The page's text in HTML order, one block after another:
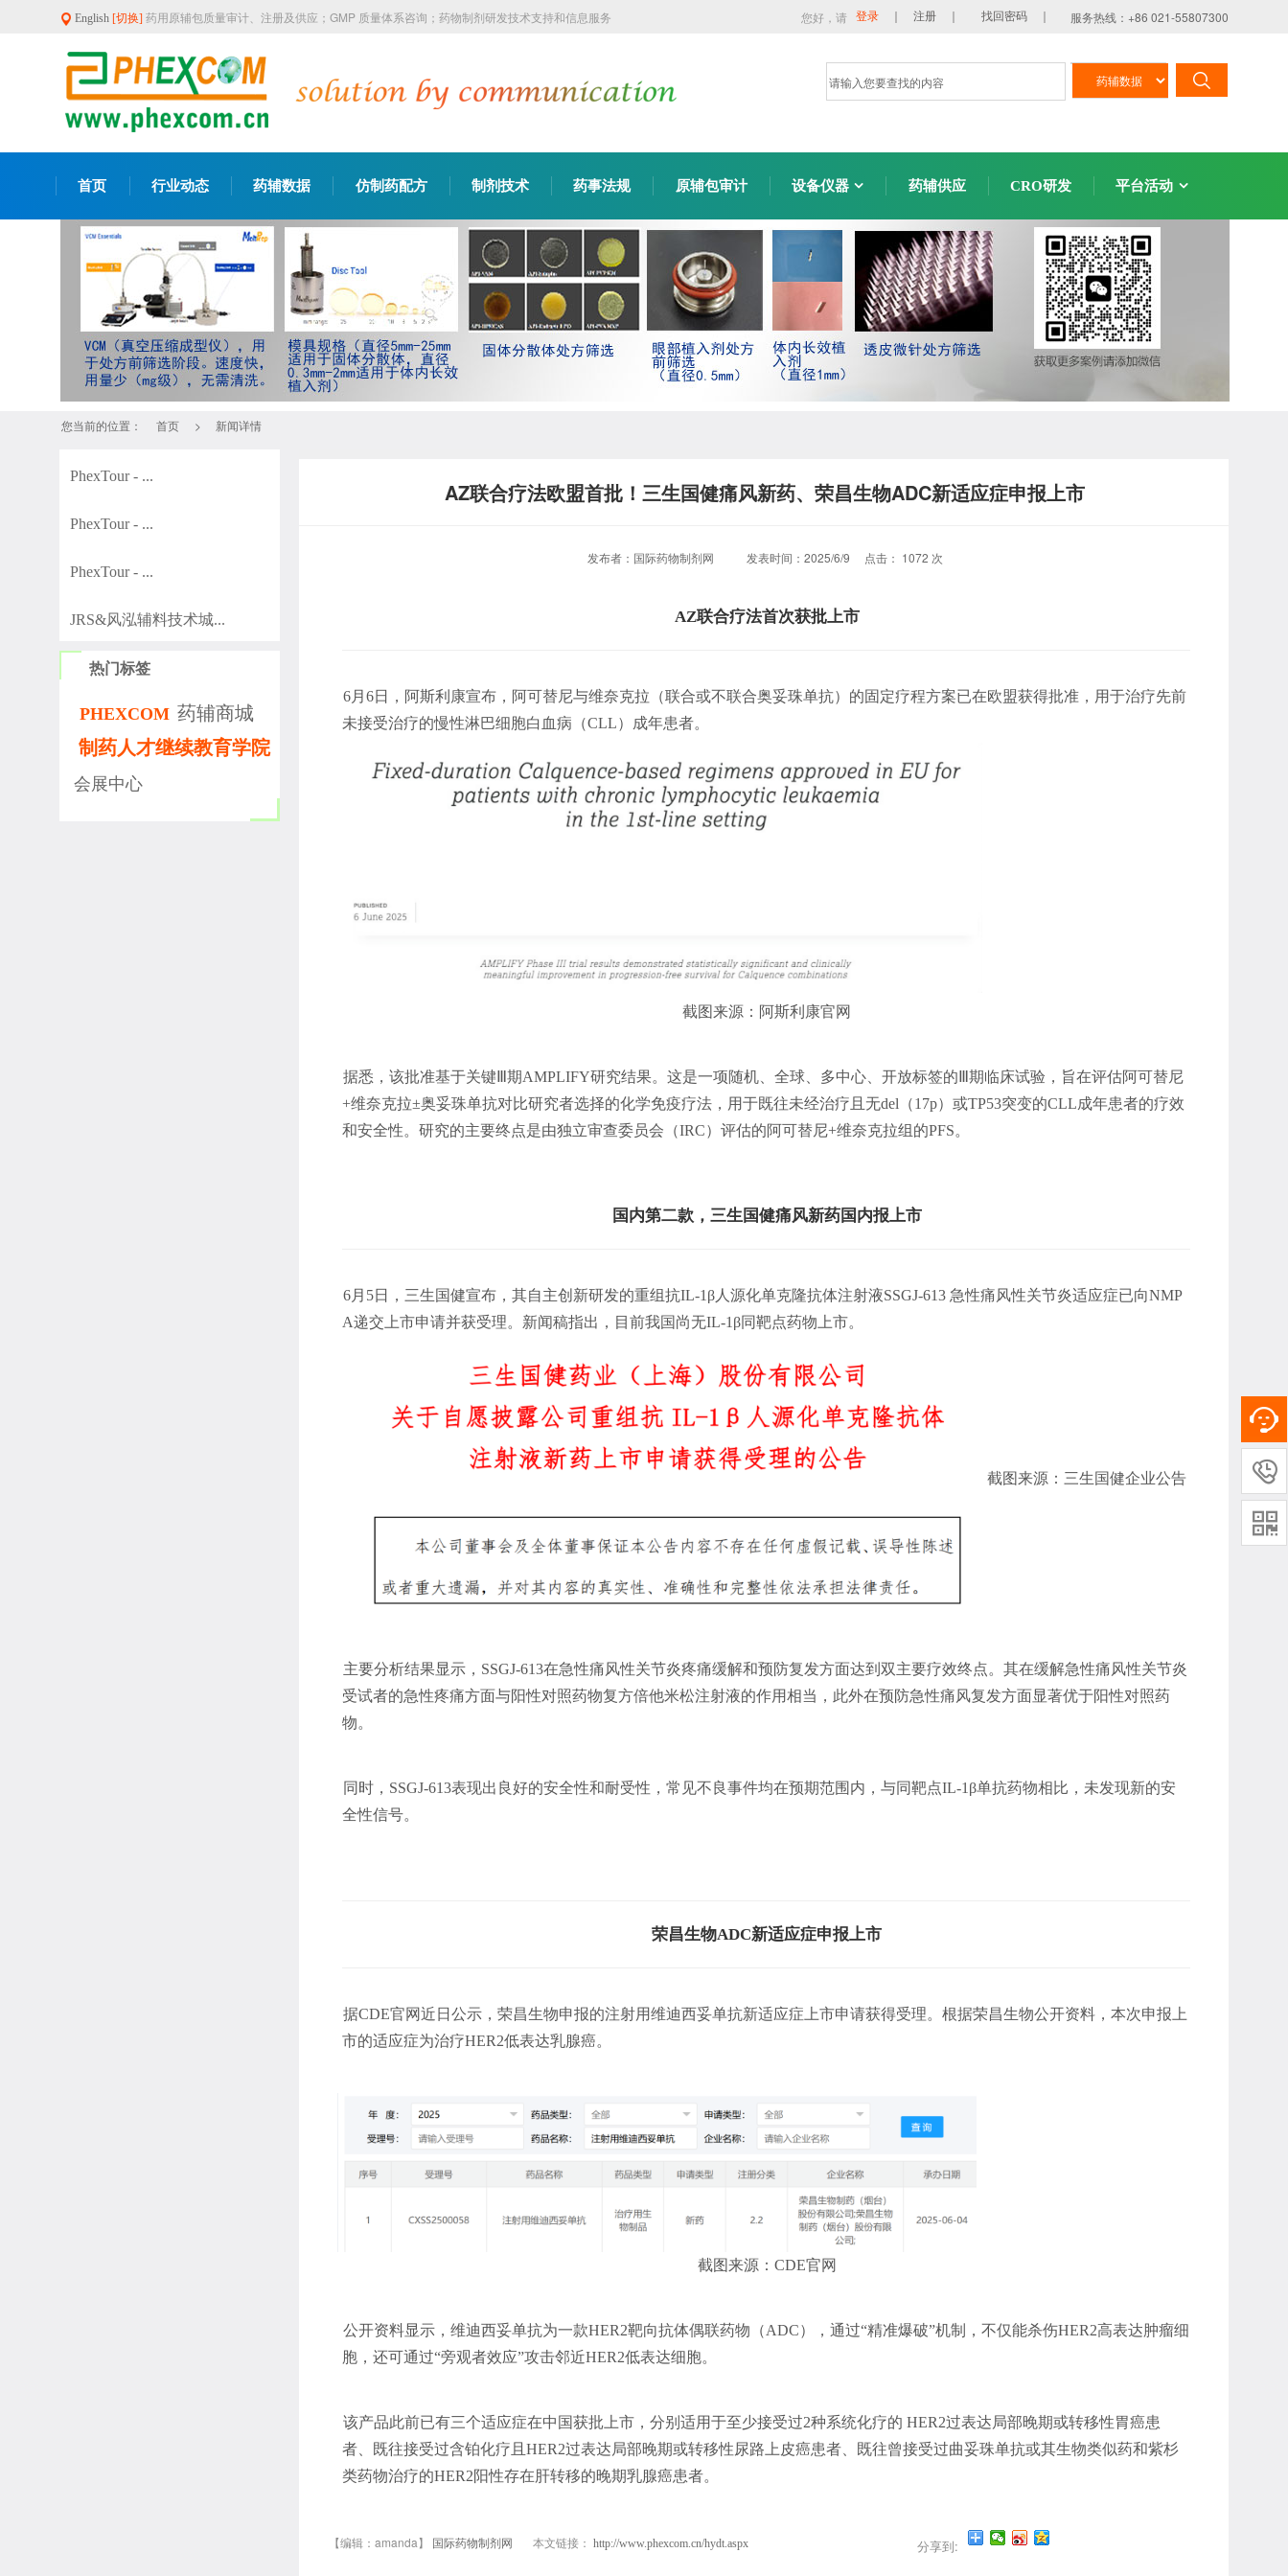
您好，请 登录 ｜ 注册 ｜ 找回密码 ｜ 服务热线：+86 021-55807300
English [切换] 药用原辅包质量审计、注册及供应；GMP 质量体系咨询；药物制剂研发技术支持和信息服务
首页 行业动态 药辅数据 仿制药配方 制剂技术 药事法规 原辅包审计 设备仪器 药辅供应 CRO研发 平台活动
您当前的位置： 首页 > 新闻详情
PhexTour - ...
PhexTour - ...
PhexTour - ...
JRS&风泓辅料技术城...
热门标签
PHEXCOM 药辅商城
制药人才继续教育学院
会展中心
AZ联合疗法欧盟首批！三生国健痛风新药、荣昌生物ADC新适应症申报上市
发布者：国际药物制剂网 发表时间：2025/6/9 点击： 1072 次
AZ联合疗法首次获批上市
6月6日，阿斯利康宣布，阿可替尼与维奈克拉（联合或不联合奥妥珠单抗）的固定疗程方案已在欧盟获得批准，用于治疗先前
未接受治疗的慢性淋巴细胞白血病（CLL）成年患者。
截图来源：阿斯利康官网
据悉，该批准基于关键Ⅲ期AMPLIFY研究结果。这是一项随机、全球、多中心、开放标签的Ⅲ期临床试验，旨在评估阿可替尼
+维奈克拉±奥妥珠单抗对比研究者选择的化学免疫疗法，用于既往未经治疗且无del（17p）或TP53突变的CLL成年患者的疗效
和安全性。研究的主要终点是由独立审查委员会（IRC）评估的阿可替尼+维奈克拉组的PFS。
国内第二款，三生国健痛风新药国内报上市
6月5日，三生国健宣布，其自主创新研发的重组抗IL-1β人源化单克隆抗体注射液SSGJ-613 急性痛风性关节炎适应症已向NMP
A递交上市申请并获受理。新闻稿指出，目前我国尚无IL-1β同靶点药物上市。
截图来源：三生国健企业公告
主要分析结果显示，SSGJ-613在急性痛风性关节炎疼痛缓解和预防复发方面达到双主要疗效终点。其在缓解急性痛风性关节炎
受试者的急性疼痛方面与阳性对照药物复方倍他米松注射液的作用相当，此外在预防急性痛风复发方面显著优于阳性对照药
物。
同时，SSGJ-613表现出良好的安全性和耐受性，常见不良事件均在预期范围内，与同靶点IL-1β单抗药物相比，未发现新的安
全性信号。
荣昌生物ADC新适应症申报上市
据CDE官网近日公示，荣昌生物申报的注射用维迪西妥单抗新适应症上市申请获得受理。根据荣昌生物公开资料，本次申报上
市的适应症为治疗HER2低表达乳腺癌。
截图来源：CDE官网
公开资料显示，维迪西妥单抗为一款HER2靶向抗体偶联药物（ADC），通过“精准爆破”机制，不仅能杀伤HER2高表达肿瘤细
胞，还可通过“旁观者效应”攻击邻近HER2低表达细胞。
该产品此前已有三个适应症在中国获批上市，分别适用于至少接受过2种系统化疗的 HER2过表达局部晚期或转移性胃癌患
者、既往接受过含铂化疗且HER2过表达局部晚期或转移性尿路上皮癌患者、既往曾接受过曲妥珠单抗或其生物类似药和紫杉
类药物治疗的HER2阳性存在肝转移的晚期乳腺癌患者。
分享到:
【编辑：amanda】 国际药物制剂网 本文链接： http://www.phexcom.cn/hydt.aspx

